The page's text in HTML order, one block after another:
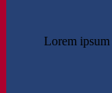
Lorem ipsum